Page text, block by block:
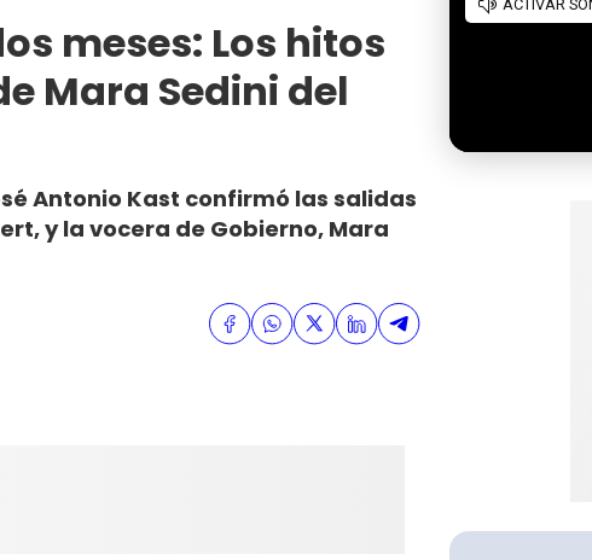
meses: Los hitos
Mara Sedini del
Antonio Kast confirmó las salidas
y la vocera de Gobierno, Mara